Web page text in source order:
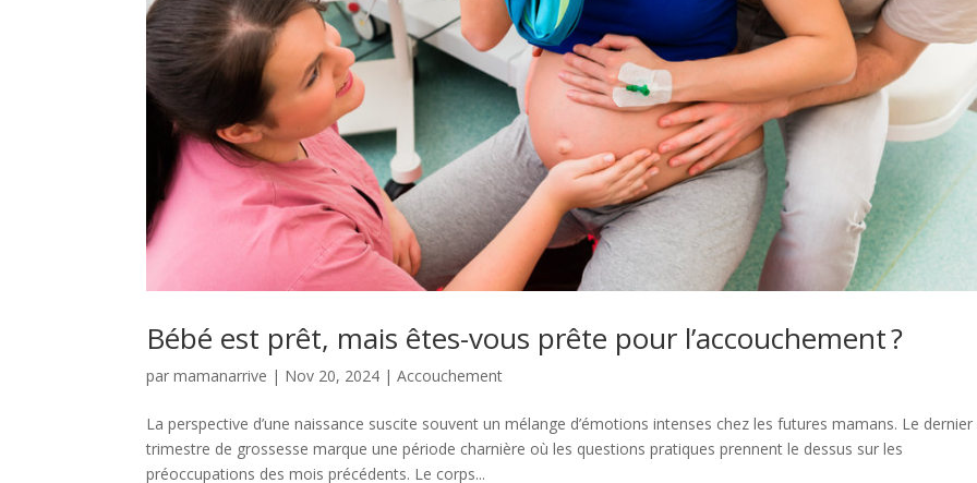
Bébé est prêt, mais êtes-vous prête pour l’accouchement ?
parmamanarrive | Nov 20, 2024 |Accouchement
La perspective d’une naissance suscite souvent un mélange d’émotions intenses chez les futures mamans. Le dernier
trimestre de grossesse marque une période charnière où les questions pratiques prennent le dessus sur les
préoccupations des mois précédents. Le corps...